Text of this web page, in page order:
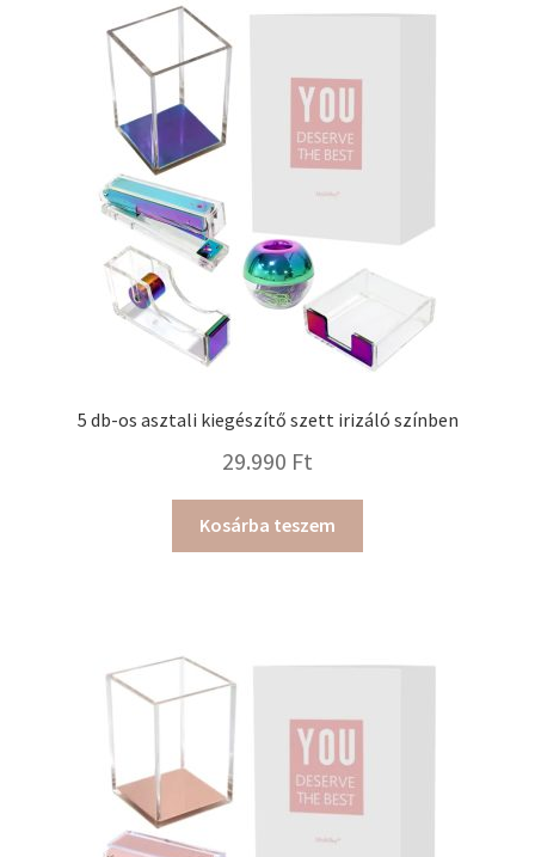
5 db-os asztali kiegészítő szett irizáló színben
29.990 Ft
Kosárba teszem